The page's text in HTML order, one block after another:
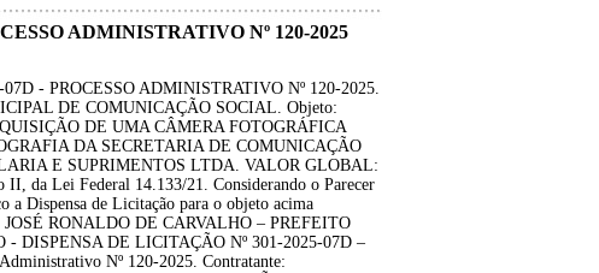
ADMINISTRATIVO Nº 120-2025
- PROCESSO ADMINISTRATIVO Nº 120-2025.
DE COMUNICAÇÃO SOCIAL. Objeto:
DE UMA CÂMERA FOTOGRÁFICA
DA SECRETARIA DE COMUNICAÇÃO
E SUPRIMENTOS LTDA. VALOR GLOBAL:
da Lei Federal 14.133/21. Considerando o Parecer
Dispensa de Licitação para o objeto acima
JOSÉ RONALDO DE CARVALHO – PREFEITO
DISPENSA DE LICITAÇÃO Nº 301-2025-07D –
Nº 120-2025. Contratante: